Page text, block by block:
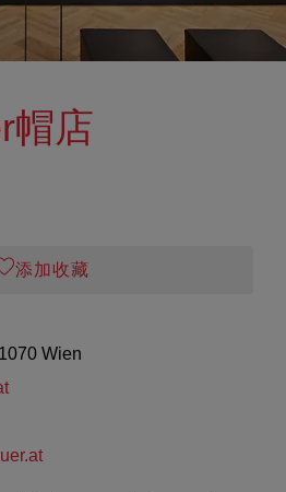
帽店
添加收藏
Wien